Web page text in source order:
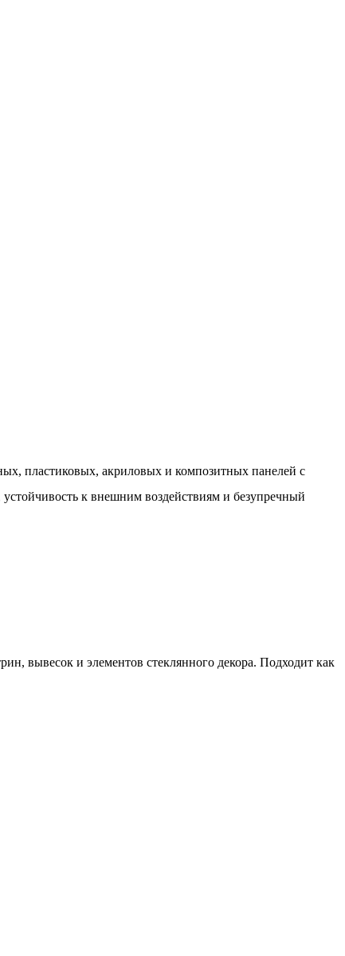
пластиковых, акриловых и композитных панелей с
к внешним воздействиям и безупречный
вывесок и элементов стеклянного декора. Подходит как